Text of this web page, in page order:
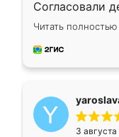
Согласовали
недели кухня
довольны
мебель за
Читать полностью
3